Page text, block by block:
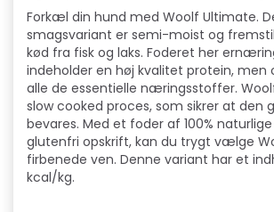
Forkæl din hund med Woolf Ultimate.
smagsvariant er semi-moist og
kød fra fisk og laks. Foderet her
indeholder en høj kvalitet protein, men
alle de essentielle næringsstoffer.
slow cooked proces, som sikrer at den
bevares. Med et foder af 100%
glutenfri opskrift, kan du trygt vælge
firbenede ven. Denne variant har et
kcal/kg.